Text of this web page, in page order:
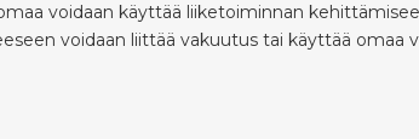
voidaan käyttää liiketoiminnan
voidaan liittää vakuutus tai käyttää omaa